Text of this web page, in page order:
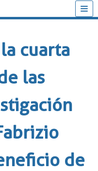
la cuarta
las
de